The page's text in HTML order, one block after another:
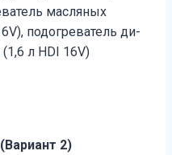
масляных
подогреватель ди­
л HDI 16V)
2)